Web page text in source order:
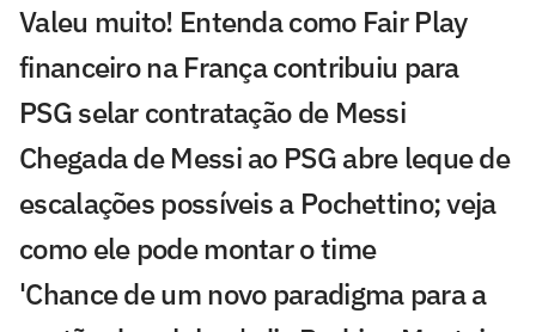
Valeu muito! Entenda como Fair Play
financeiro na França contribuiu para
PSG selar contratação de Messi
Chegada de Messi ao PSG abre leque de
escalações possíveis a Pochettino; veja
como ele pode montar o time
'Chance de um novo paradigma para a